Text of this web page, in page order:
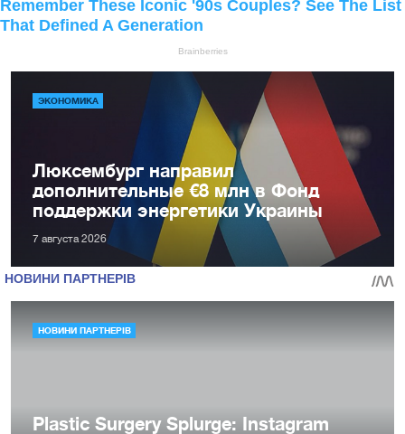
ЭКОНОМИКА
Люксембург направил
дополнительные €8 млн в Фонд
поддержки энергетики Украины
7 августа 2026